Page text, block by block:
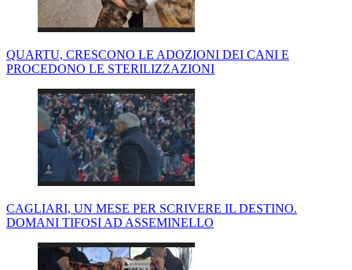
QUARTU, CRESCONO LE ADOZIONI DEI CANI E
PROCEDONO LE STERILIZZAZIONI
CAGLIARI, UN MESE PER SCRIVERE IL DESTINO.
DOMANI TIFOSI AD ASSEMINELLO